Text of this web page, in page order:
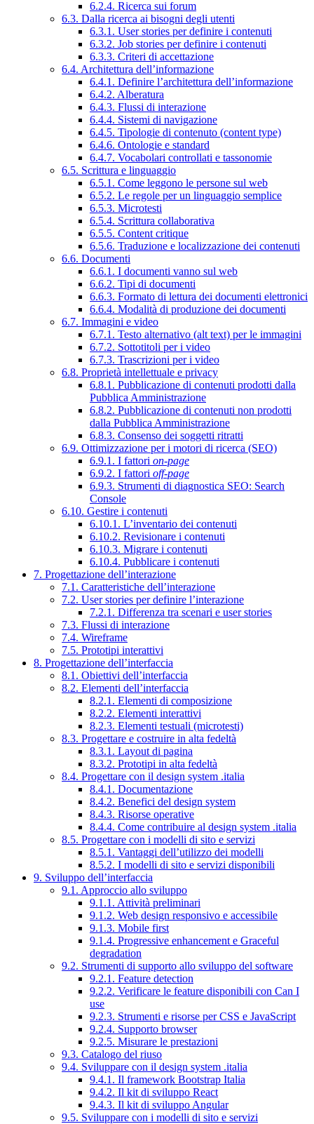
6.2.4. Ricerca sui forum
6.3. Dalla ricerca ai bisogni degli utenti
6.3.1. User stories per definire i contenuti
6.3.2. Job stories per definire i contenuti
6.3.3. Criteri di accettazione
6.4. Architettura dell’informazione
6.4.1. Definire l’architettura dell’informazione
6.4.2. Alberatura
6.4.3. Flussi di interazione
6.4.4. Sistemi di navigazione
6.4.5. Tipologie di contenuto (content type)
6.4.6. Ontologie e standard
6.4.7. Vocabolari controllati e tassonomie
6.5. Scrittura e linguaggio
6.5.1. Come leggono le persone sul web
6.5.2. Le regole per un linguaggio semplice
6.5.3. Microtesti
6.5.4. Scrittura collaborativa
6.5.5. Content critique
6.5.6. Traduzione e localizzazione dei contenuti
6.6. Documenti
6.6.1. I documenti vanno sul web
6.6.2. Tipi di documenti
6.6.3. Formato di lettura dei documenti elettronici
6.6.4. Modalità di produzione dei documenti
6.7. Immagini e video
6.7.1. Testo alternativo (alt text) per le immagini
6.7.2. Sottotitoli per i video
6.7.3. Trascrizioni per i video
6.8. Proprietà intellettuale e privacy
6.8.1. Pubblicazione di contenuti prodotti dalla
Pubblica Amministrazione
6.8.2. Pubblicazione di contenuti non prodotti
dalla Pubblica Amministrazione
6.8.3. Consenso dei soggetti ritratti
6.9. Ottimizzazione per i motori di ricerca (SEO)
6.9.1. I fattori on-page
6.9.2. I fattori off-page
6.9.3. Strumenti di diagnostica SEO: Search
Console
6.10. Gestire i contenuti
6.10.1. L’inventario dei contenuti
6.10.2. Revisionare i contenuti
6.10.3. Migrare i contenuti
6.10.4. Pubblicare i contenuti
7. Progettazione dell’interazione
7.1. Caratteristiche dell’interazione
7.2. User stories per definire l’interazione
7.2.1. Differenza tra scenari e user stories
7.3. Flussi di interazione
7.4. Wireframe
7.5. Prototipi interattivi
8. Progettazione dell’interfaccia
8.1. Obiettivi dell’interfaccia
8.2. Elementi dell’interfaccia
8.2.1. Elementi di composizione
8.2.2. Elementi interattivi
8.2.3. Elementi testuali (microtesti)
8.3. Progettare e costruire in alta fedeltà
8.3.1. Layout di pagina
8.3.2. Prototipi in alta fedeltà
8.4. Progettare con il design system .italia
8.4.1. Documentazione
8.4.2. Benefici del design system
8.4.3. Risorse operative
8.4.4. Come contribuire al design system .italia
8.5. Progettare con i modelli di sito e servizi
8.5.1. Vantaggi dell’utilizzo dei modelli
8.5.2. I modelli di sito e servizi disponibili
9. Sviluppo dell’interfaccia
9.1. Approccio allo sviluppo
9.1.1. Attività preliminari
9.1.2. Web design responsivo e accessibile
9.1.3. Mobile first
9.1.4. Progressive enhancement e Graceful
degradation
9.2. Strumenti di supporto allo sviluppo del software
9.2.1. Feature detection
9.2.2. Verificare le feature disponibili con Can I
use
9.2.3. Strumenti e risorse per CSS e JavaScript
9.2.4. Supporto browser
9.2.5. Misurare le prestazioni
9.3. Catalogo del riuso
9.4. Sviluppare con il design system .italia
9.4.1. Il framework Bootstrap Italia
9.4.2. Il kit di sviluppo React
9.4.3. Il kit di sviluppo Angular
9.5. Sviluppare con i modelli di sito e servizi